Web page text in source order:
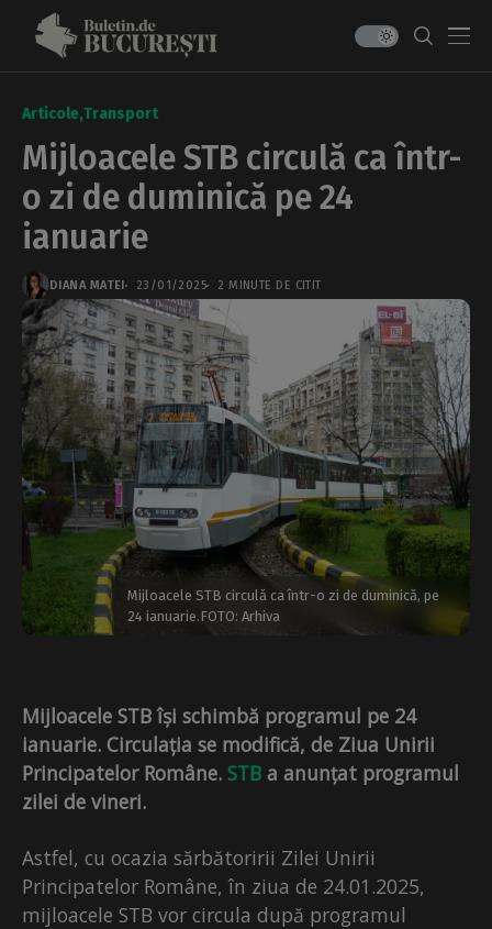
Articole Transport
Mijloacele STB circulă ca într-
o zi de duminică pe 24
ianuarie
DIANA MATEI 23/01/2025 2 MINUTE DE CITIT
Mijloacele STB circulă ca într-o zi de duminică, pe
24 ianuarie.FOTO: Arhiva
Mijloacele STB își schimbă programul pe 24
ianuarie. Circulația se modifică, de Ziua Unirii
Principatelor Române. STB a anunțat programul
zilei de vineri.
Astfel, cu ocazia sărbătoririi Zilei Unirii
Principatelor Române, în ziua de 24.01.2025,
mijloacele STB vor circula după programul